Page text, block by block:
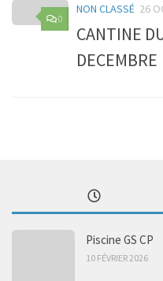
0
NON CLASSÉ 26
CANTINE
DECEMBRE
Piscine GS CP
10 FÉVRIER 2026